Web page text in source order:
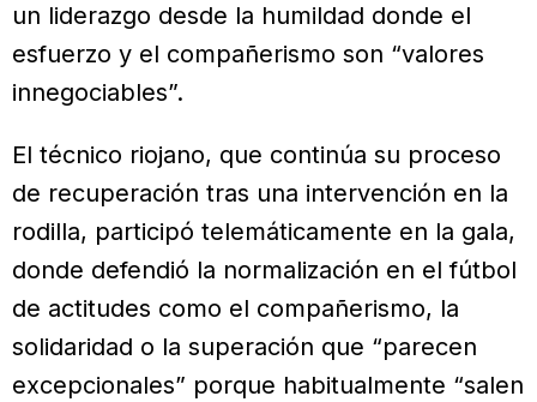
un liderazgo desde la humildad donde el
esfuerzo y el compañerismo son “valores
innegociables”.
El técnico riojano, que continúa su proceso
de recuperación tras una intervención en la
rodilla, participó telemáticamente en la gala,
donde defendió la normalización en el fútbol
de actitudes como el compañerismo, la
solidaridad o la superación que “parecen
excepcionales” porque habitualmente “salen